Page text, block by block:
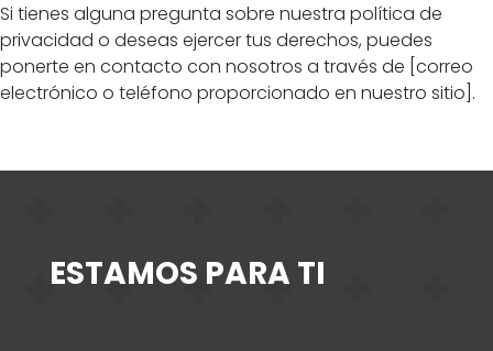
Si tienes alguna pregunta sobre nuestra política de
privacidad o deseas ejercer tus derechos, puedes
ponerte en contacto con nosotros a través de [correo
electrónico o teléfono proporcionado en nuestro sitio].
ESTAMOS PARA TI